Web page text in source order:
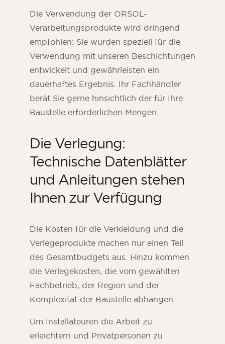
Die Verwendung der ORSOL-
Verarbeitungsprodukte wird dringend
empfohlen: Sie wurden speziell für die
Verwendung mit unseren Beschichtungen
entwickelt und gewährleisten ein
dauerhaftes Ergebnis. Ihr Fachhändler
berät Sie gerne hinsichtlich der für Ihre
Baustelle erforderlichen Mengen.
Die Verlegung:
Technische Datenblätter
und Anleitungen stehen
Ihnen zur Verfügung
Die Kosten für die Verkleidung und die
Verlegeprodukte machen nur einen Teil
des Gesamtbudgets aus. Hinzu kommen
die Verlegekosten, die vom gewählten
Fachbetrieb, der Region und der
Komplexität der Baustelle abhängen.
Um Installateuren die Arbeit zu
erleichtern und Privatpersonen zu